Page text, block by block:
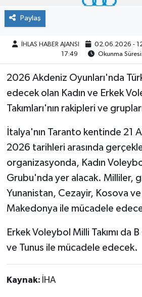
Paylaş
İHLAS HABER AJANSI 02.06.2026 -
17:49
Okunma
2026 Akdeniz Oyunları'nda
edecek olan Kadın ve Erkek
Takımları'nın rakipleri ve
İtalya'nın Taranto kentinde 21
2026 tarihleri arasında
organizasyonda, Kadın
Grubu'nda yer alacak. Milliler,
Yunanistan, Cezayir, Kosova
Makedonya ile mücadele
Erkek Voleybol Milli Takımı da
ve Tunus ile mücadele edecek.
Kaynak: İHA